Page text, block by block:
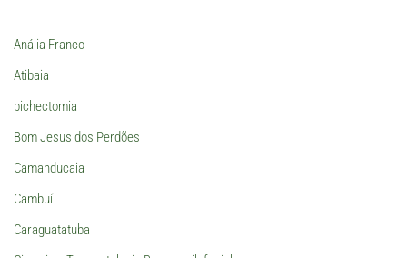
Anália Franco
Atibaia
bichectomia
Bom Jesus dos Perdões
Camanducaia
Cambuí
Caraguatatuba